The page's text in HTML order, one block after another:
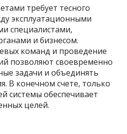
требует тесного
эксплуатационными
специалистами,
и бизнесом.
команд и проведение
позволяют своевременно
задачи и объединять
В конечном счете, только
системы обеспечивает
целей.